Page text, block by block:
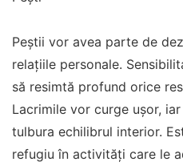
Peștii vor avea parte de
relațiile personale.
să resimtă profund orice
Lacrimile vor curge ușor,
tulbura echilibrul interior.
refugiu în activități care le